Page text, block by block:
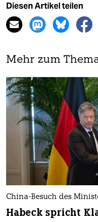
Diesen Artikel teilen
Mehr zum
China-Besuch des
Habeck spricht